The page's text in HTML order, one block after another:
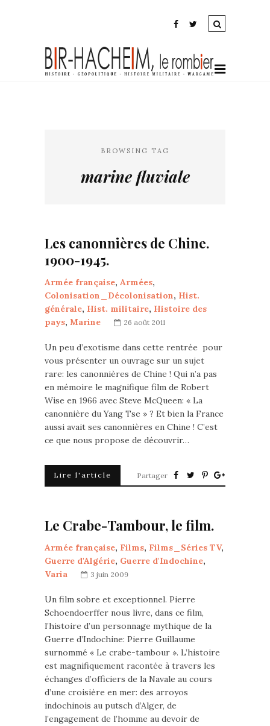
BROWSING TAG
marine fluviale
Les canonnières de Chine.
1900-1945.
Armée française, Armées,
Colonisation_Décolonisation, Hist.
générale, Hist. militaire, Histoire des
pays, Marine 26 août 2011
Un peu d’exotisme dans cette rentrée pour
vous présenter un ouvrage sur un sujet
rare: les canonnières de Chine ! Qui n’a pas
en mémoire le magnifique film de Robert
Wise en 1966 avec Steve McQueen: « La
canonnière du Yang Tse » ? Et bien la France
aussi avait ses canonnières en Chine ! C’est
ce que nous propose de découvrir…
Lire l'article Partager
Le Crabe-Tambour, le film.
Armée française, Films, Films_Séries TV,
Guerre d'Algérie, Guerre d'Indochine,
Varia
3 juin 2009
Un film sobre et exceptionnel. Pierre
Schoendoerffer nous livre, dans ce film,
l’histoire d’un personnage mythique de la
Guerre d’Indochine: Pierre Guillaume
surnommé « Le crabe-tambour ». L’histoire
est magnifiquement racontée à travers les
échanges d’officiers de la Navale au cours
d’une croisière en mer: des arroyos
indochinois au putsch d’Alger, de
l’engagement de l’homme au devoir de